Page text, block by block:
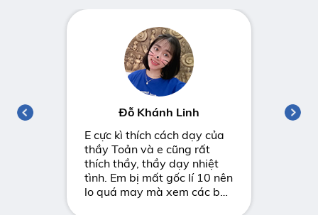
Đỗ Khánh Linh
E cực kì thích cách dạy của
thầy Toản và e cũng rất
thích thầy, thầy dạy nhiệt
tình. Em bị mất gốc lí 10 nên
lo quá may mà xem các bài